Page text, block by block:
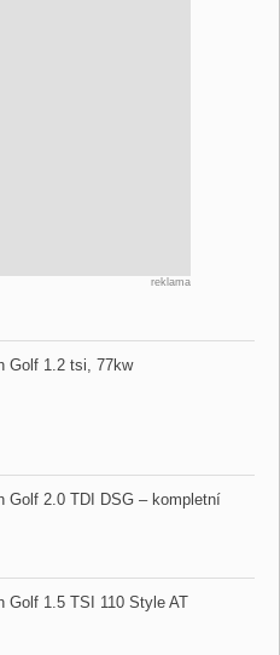
reklama
Golf 1.2 tsi,​ 77kw
Golf 2.0 TDI DSG – kompletní
Golf 1.5 TSI 110 Style AT